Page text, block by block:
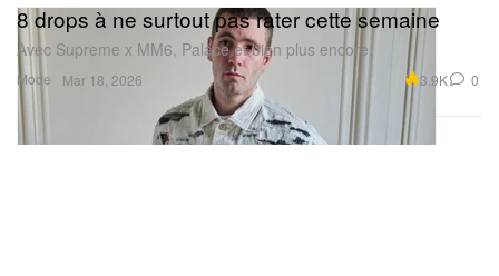
Mode
8 drops à ne surtout pas rater cette semaine
Avec Supreme x MM6, Palace et bien plus encore.
Mar 18, 2026 3.9K 0